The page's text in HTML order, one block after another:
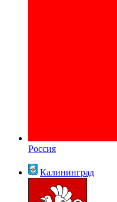
Россия
Калининград